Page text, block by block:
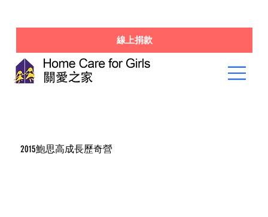
線上捐款
2015鮑思高成長歷奇營